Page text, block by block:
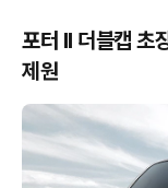
포터 II 더블캡
제원